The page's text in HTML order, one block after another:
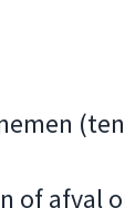
of afval